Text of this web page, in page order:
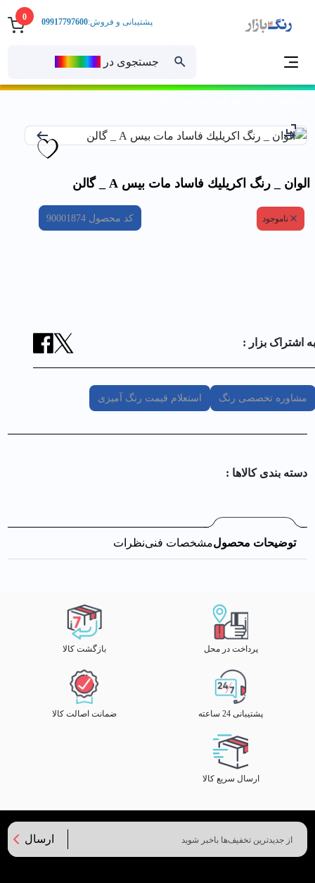
0
جستجوی در
پشتیبانی و فروش:09917797600
الوان _ رنگ اكريليك فاساد مات بيس A _ گالن
ناموجود کد محصول 90001874
به اشتراک بزار :
مشاوره تخصصی رنگ استعلام قیمت رنگ آمیزی
دسته بندی کالا‌ها :
توضیحات محصولمشخصات فنینظرات
پرداخت در محل بازگشت کالا
پشتیبانی 24 ساعته ضمانت اصالت کالا
ارسال سریع کالا
ارسال